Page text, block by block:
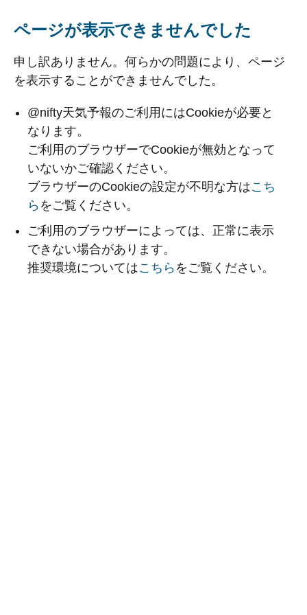
ページが表示できませんでした
申し訳ありません。何らかの問題により、ページ
を表示することができませんでした。
@nifty天気予報のご利用にはCookieが必要と
なります。
ご利用のブラウザーでCookieが無効となって
いないかご確認ください。
ブラウザーのCookieの設定が不明な方はこち
ら をご覧ください。
ご利用のブラウザーによっては、正常に表示
できない場合があります。
推奨環境についてはこちら をご覧ください。